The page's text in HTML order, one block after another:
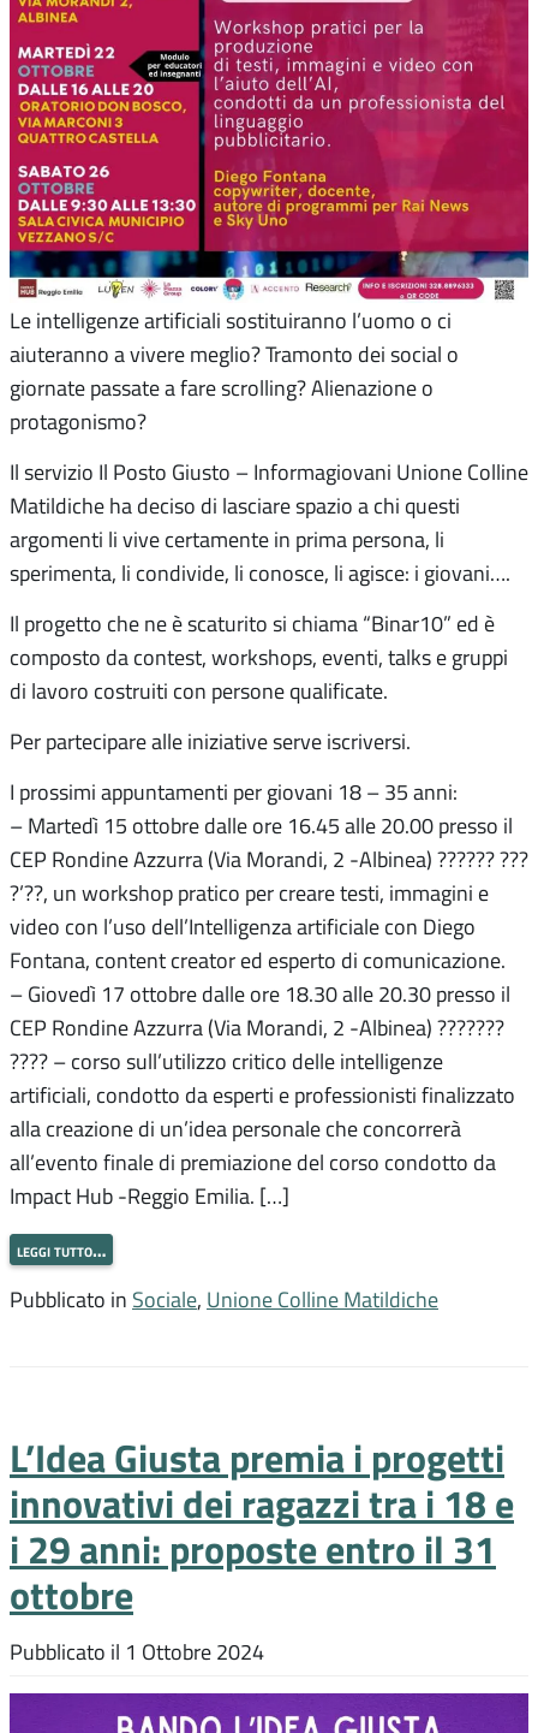
Le intelligenze artificiali sostituiranno l’uomo o ci
aiuteranno a vivere meglio? Tramonto dei social o
giornate passate a fare scrolling? Alienazione o
protagonismo?
Il servizio Il Posto Giusto – Informagiovani Unione Colline
Matildiche ha deciso di lasciare spazio a chi questi
argomenti li vive certamente in prima persona, li
sperimenta, li condivide, li conosce, li agisce: i giovani….
Il progetto che ne è scaturito si chiama “Binar10” ed è
composto da contest, workshops, eventi, talks e gruppi
di lavoro costruiti con persone qualificate.
Per partecipare alle iniziative serve iscriversi.
I prossimi appuntamenti per giovani 18 – 35 anni:
– Martedì 15 ottobre dalle ore 16.45 alle 20.00 presso il
CEP Rondine Azzurra (Via Morandi, 2 -Albinea) ?????? ???
?’??, un workshop pratico per creare testi, immagini e
video con l’uso dell’Intelligenza artificiale con Diego
Fontana, content creator ed esperto di comunicazione.
– Giovedì 17 ottobre dalle ore 18.30 alle 20.30 presso il
CEP Rondine Azzurra (Via Morandi, 2 -Albinea) ???????
???? – corso sull’utilizzo critico delle intelligenze
artificiali, condotto da esperti e professionisti finalizzato
alla creazione di un’idea personale che concorrerà
all’evento finale di premiazione del corso condotto da
Impact Hub -Reggio Emilia. […]
leggi tutto…
Pubblicato in Sociale, Unione Colline Matildiche
L’Idea Giusta premia i progetti
innovativi dei ragazzi tra i 18 e
i 29 anni: proposte entro il 31
ottobre
Pubblicato il 1 Ottobre 2024